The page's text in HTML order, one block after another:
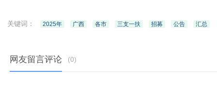
关键词： 2025年 广西 各市 三支一扶 招募 公告 汇总
网友留言评论 (0)